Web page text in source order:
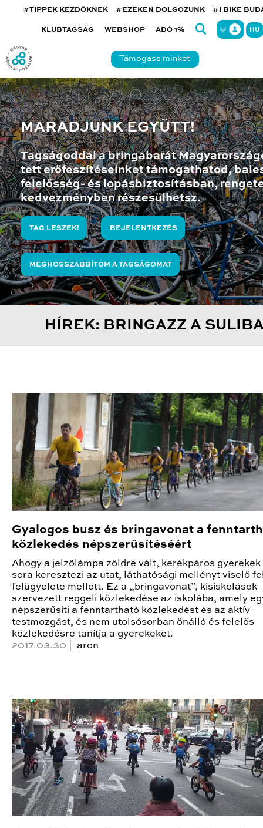
#TIPPEK KEZDŐKNEK #EZEKEN DOLGOZUNK #I BIKE
KLUBTAGSÁG WEBSHOP ADÓ 1% HU
Támogass minket
MARADJUNK EGYÜTT!
Tagságoddal a bringabarát
tett erőfeszítéseinket támogathatod,
felelősség- és lopásbiztosításban,
kedvezményben részesülhetsz.
TAG LESZEK! BEJELENTKEZÉS
MEGHOSSZABBÍTOM A TAGSÁGOMAT
HÍREK: BRINGAZZ A
Gyalogos busz és bringavonat a
közlekedés népszerűsítéséért
Ahogy a jelzőlámpa zöldre vált, kerékpáros gyerekek
sora keresztezi az utat, láthatósági mellényt viselő
felügyelete mellett. Ez a „bringavonat”, kisiskolások
szervezett reggeli közlekedése az iskolába, amely
népszerűsíti a fenntartható közlekedést és az aktív
testmozgást, és nem utolsósorban önálló és felelős
közlekedésre tanítja a gyerekeket.
2017.03.30 | aron